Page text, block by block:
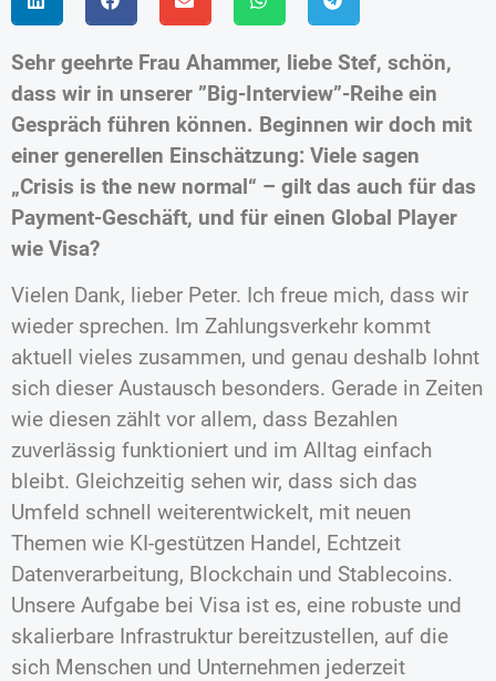
Sehr geehrte Frau Ahammer, liebe Stef, schön,
dass wir in unserer ”Big-Interview”-Reihe ein
Gespräch führen können. Beginnen wir doch mit
einer generellen Einschätzung: Viele sagen
„Crisis is the new normal“ – gilt das auch für das
Payment-Geschäft, und für einen Global Player
wie Visa?
Vielen Dank, lieber Peter. Ich freue mich, dass wir
wieder sprechen. Im Zahlungsverkehr kommt
aktuell vieles zusammen, und genau deshalb lohnt
sich dieser Austausch besonders. Gerade in Zeiten
wie diesen zählt vor allem, dass Bezahlen
zuverlässig funktioniert und im Alltag einfach
bleibt. Gleichzeitig sehen wir, dass sich das
Umfeld schnell weiterentwickelt, mit neuen
Themen wie KI-gestützen Handel, Echtzeit
Datenverarbeitung, Blockchain und Stablecoins.
Unsere Aufgabe bei Visa ist es, eine robuste und
skalierbare Infrastruktur bereitzustellen, auf die
sich Menschen und Unternehmen jederzeit